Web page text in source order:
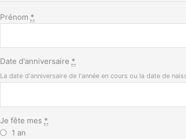
Prénom *
Date d'anniversaire *
La date d'anniversaire de l'année en cours ou la date de
Je fête mes *
1 an